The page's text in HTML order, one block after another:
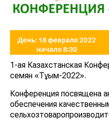
1-ая Казахстанская
семян «Тұқым-2022».
Конференция посвящена
обеспечения